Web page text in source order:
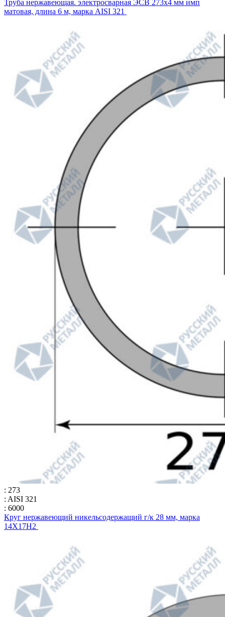
Труба нержавеющая. электросварная ЭСВ 273х4 мм имп
матовая, длина 6 м, марка AISI 321
: 273
: AISI 321
: 6000
Круг нержавеющий никельсодержащий г/к 28 мм, марка
14Х17Н2